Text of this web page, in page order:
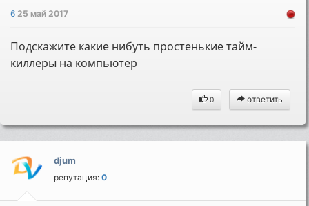
625 май 2017
Подскажите какие нибуть простенькие тайм-
киллеры на компьютер
0 ответить
djum
репутация:0